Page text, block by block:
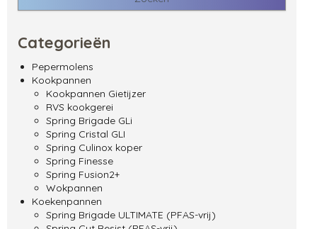
Categorieën
Pepermolens
Kookpannen
Kookpannen Gietijzer
RVS kookgerei
Spring Brigade GLi
Spring Cristal GLI
Spring Culinox koper
Spring Finesse
Spring Fusion2+
Wokpannen
Koekenpannen
Spring Brigade ULTIMATE (PFAS-vrij)